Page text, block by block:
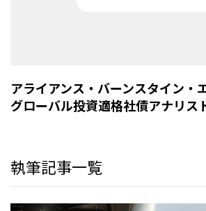
アライアンス・バーンスタイン・
グローバル投資適格社債アナリス
執筆記事一覧